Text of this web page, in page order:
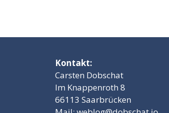
Kontakt:
Carsten Dobschat
Im Knappenroth 8
66113 Saarbrücken